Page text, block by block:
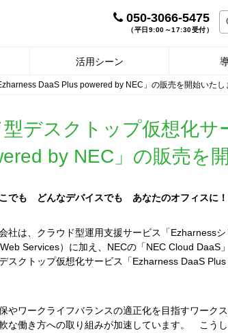
050-3066-5475
（平日9:00～17:30受付）
活用シーン
DaaS Plus powered by NEC」の販売を開始いたし
デスクトップ仮想化サ
by NEC」の販売を
でも どんなデバイスでも あなたのオフィスに
社は、クラウド型運用支援サービス「Ezharness
Services）に加え、NECの「NEC Cloud DaaS
スクトップ仮想化サービス「Ezharness DaaS
やワークライフバランスの適正化を目指すワーク
な働き方への取り組みが加速しています。 こう